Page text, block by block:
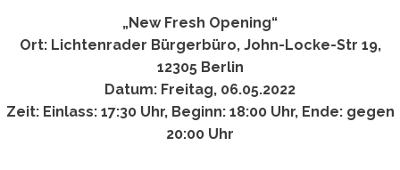
„New Fresh Opening“
Ort: Lichtenrader Bürgerbüro, John-Locke-Str 19,
12305 Berlin
Datum: Freitag, 06.05.2022
Zeit: Einlass: 17:30 Uhr, Beginn: 18:00 Uhr, Ende: gegen
20:00 Uhr